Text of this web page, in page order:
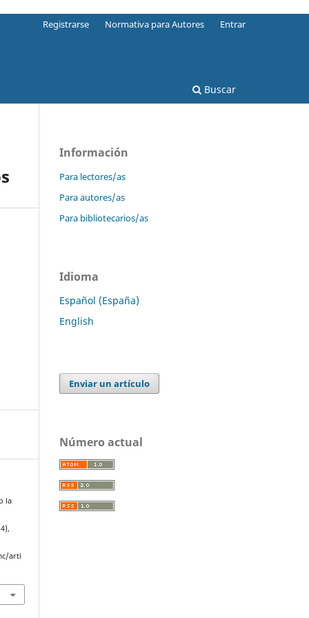
Buscar
Registrarse Normativa para Autores Entrar
la
arti
Información
Para lectores/as
Para autores/as
Para bibliotecarios/as
Idioma
Español (España)
English
Enviar un artículo
Número actual